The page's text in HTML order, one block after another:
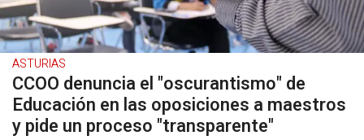
ASTURIAS
CCOO denuncia el "oscurantismo" de
Educación en las oposiciones a maestros
y pide un proceso "transparente"